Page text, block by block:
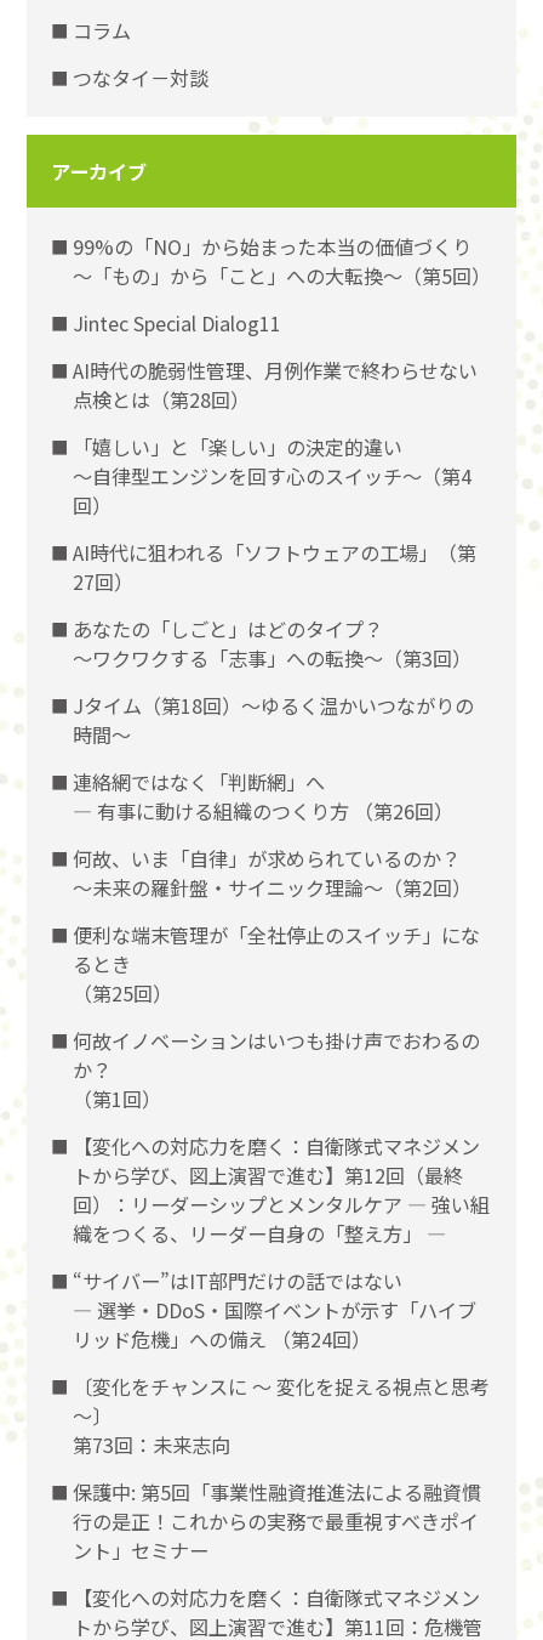
コラム
つなタイ－対談
アーカイブ
99%の「NO」から始まった本当の価値づくり
〜「もの」から「こと」への大転換〜（第5回）
Jintec Special Dialog11
AI時代の脆弱性管理、月例作業で終わらせない
点検とは（第28回）
「嬉しい」と「楽しい」の決定的違い
〜自律型エンジンを回す心のスイッチ〜（第4
回）
AI時代に狙われる「ソフトウェアの工場」（第
27回）
あなたの「しごと」はどのタイプ？
〜ワクワクする「志事」への転換〜（第3回）
Jタイム（第18回）～ゆるく温かいつながりの
時間～
連絡網ではなく「判断網」へ
― 有事に動ける組織のつくり方 （第26回）
何故、いま「自律」が求められているのか？
～未来の羅針盤・サイニック理論～（第2回）
便利な端末管理が「全社停止のスイッチ」にな
るとき
（第25回）
何故イノベーションはいつも掛け声でおわるの
か？
（第1回）
【変化への対応力を磨く：自衛隊式マネジメン
トから学び、図上演習で進む】第12回（最終
回）：リーダーシップとメンタルケア ― 強い組
織をつくる、リーダー自身の「整え方」 ―
“サイバー”はIT部門だけの話ではない
― 選挙・DDoS・国際イベントが示す「ハイブ
リッド危機」への備え （第24回）
〔変化をチャンスに 〜 変化を捉える視点と思考
〜〕
第73回：未来志向
保護中: 第5回「事業性融資推進法による融資慣
行の是正！これからの実務で最重視すべきポイ
ント」セミナー
【変化への対応力を磨く：自衛隊式マネジメン
トから学び、図上演習で進む】第11回：危機管